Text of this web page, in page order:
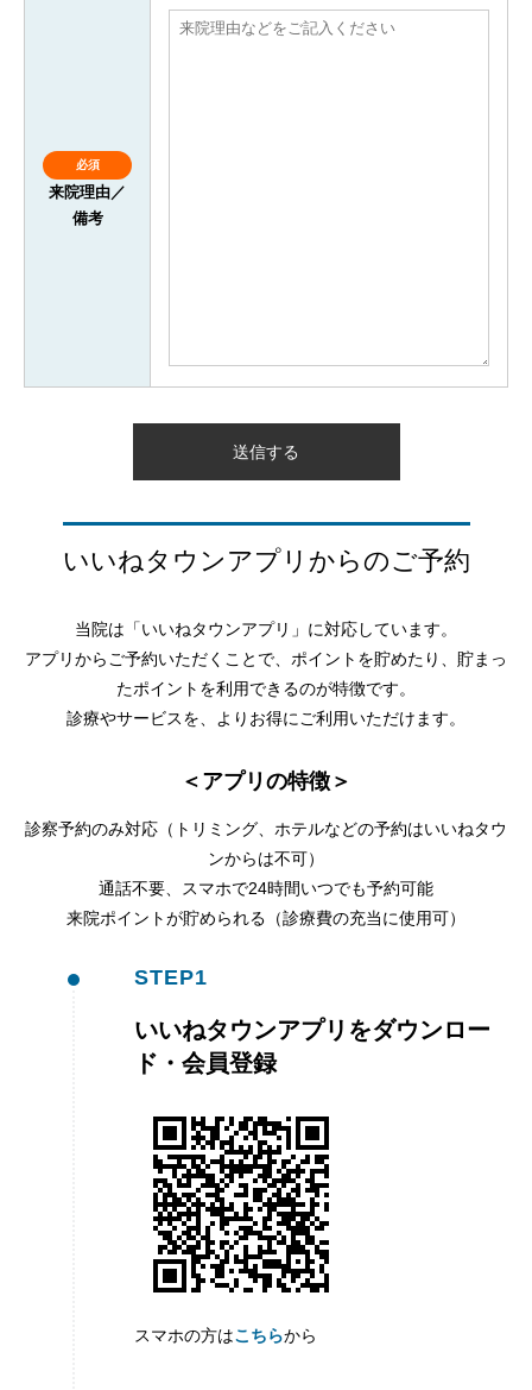
必須
来院理由／
備考
いいねタウンアプリからのご予約
当院は「いいねタウンアプリ」に対応しています。
アプリからご予約いただくことで、ポイントを貯めたり、貯まっ
たポイントを利用できるのが特徴です。
診療やサービスを、よりお得にご利用いただけます。
＜アプリの特徴＞
診察予約のみ対応（トリミング、ホテルなどの予約はいいねタウ
ンからは不可）
通話不要、スマホで24時間いつでも予約可能
来院ポイントが貯められる（診療費の充当に使用可）
STEP1
いいねタウンアプリをダウンロー
ド・会員登録
スマホの方はこちらから